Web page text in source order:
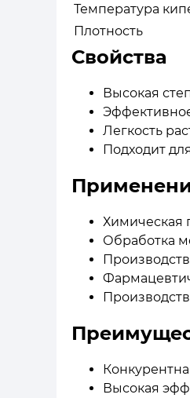
Температура
Плотность
Свойства
Высокая
Легкость
Подходит
Химическая
Обработка
Высокая